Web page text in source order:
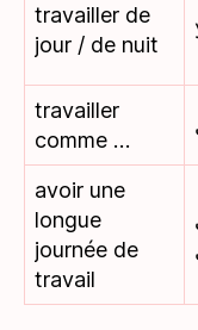
travailler de
jour / de nuit
travailler
comme …
avoir une
longue
journée de
travail